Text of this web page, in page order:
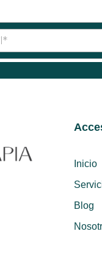
Inicio
Blog